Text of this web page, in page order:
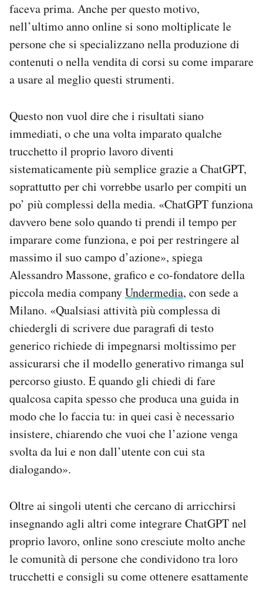
faceva prima. Anche per questo motivo,
nell’ultimo anno online si sono moltiplicate le
persone che si specializzano nella produzione di
contenuti o nella vendita di corsi su come imparare
a usare al meglio questi strumenti.
Questo non vuol dire che i risultati siano
immediati, o che una volta imparato qualche
trucchetto il proprio lavoro diventi
sistematicamente più semplice grazie a ChatGPT,
soprattutto per chi vorrebbe usarlo per compiti un
po’ più complessi della media. «ChatGPT funziona
davvero bene solo quando ti prendi il tempo per
imparare come funziona, e poi per restringere al
massimo il suo campo d’azione», spiega
Alessandro Massone, grafico e co-fondatore della
piccola media companyUndermedia, con sede a
Milano. «Qualsiasi attività più complessa di
chiedergli di scrivere due paragrafi di testo
generico richiede di impegnarsi moltissimo per
assicurarsi che il modello generativo rimanga sul
percorso giusto. E quando gli chiedi di fare
qualcosa capita spesso che produca una guida in
modo che lo faccia tu: in quei casi è necessario
insistere, chiarendo che vuoi che l’azione venga
svolta da lui e non dall’utente con cui sta
dialogando».
Oltre ai singoli utenti che cercano di arricchirsi
insegnando agli altri come integrare ChatGPT nel
proprio lavoro, online sono cresciute molto anche
le comunità di persone che condividono tra loro
trucchetti e consigli su come ottenere esattamente